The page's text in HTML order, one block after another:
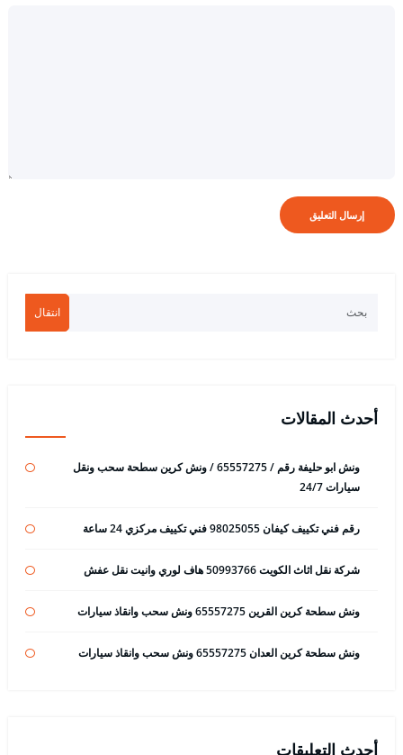
انتقال
أحدث المقالات
ونش ابو حليفة رقم / 65557275 / ونش كرين سطحة سحب ونقل
سيارات 24/7
رقم فني تكييف كيفان 98025055 فني تكييف مركزي 24 ساعة
شركة نقل اثاث الكويت 50993766 هاف لوري وانيت نقل عفش
ونش سطحة كرين القرين 65557275 ونش سحب وانقاذ سيارات
ونش سطحة كرين العدان 65557275 ونش سحب وانقاذ سيارات
أحدث التعليقات